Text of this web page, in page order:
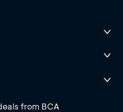
from BCA